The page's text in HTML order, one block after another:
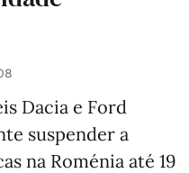
Dacia e Ford
suspender a
na Roménia até 19